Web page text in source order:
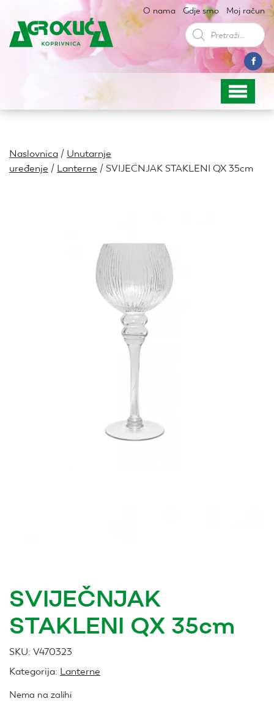
O nama Gdje smo Moj račun
Products
search
Naslovnica / Unutarnje
uređenje / Lanterne / SVIJEČNJAK STAKLENI QX 35cm
SVIJEČNJAK
STAKLENI QX 35cm
SKU: V470323
Kategorija: Lanterne
Nema na zalihi